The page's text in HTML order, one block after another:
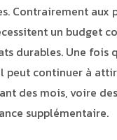
Contrairement aux
un budget
durables. Une fois
peut continuer à
des mois, voire
supplémentaire.